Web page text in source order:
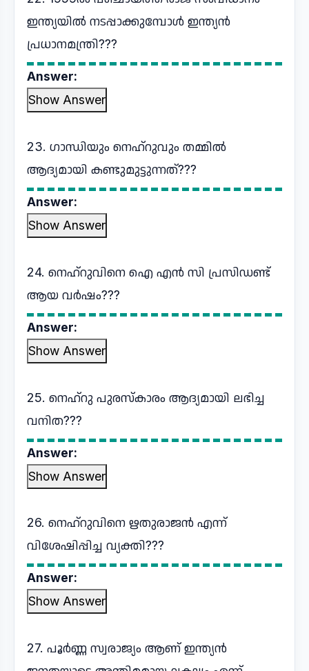
ഇന്ത്യയിൽ നടപ്പാക്കുമ്പോൾ ഇന്ത്യൻ
പ്രധാനമന്ത്രി???
Answer:
Show Answer
23. ഗാന്ധിയും നെഹ്റുവും തമ്മിൽ
ആദ്യമായി കണ്ടുമുട്ടുന്നത്???
Answer:
Show Answer
24. നെഹ്റുവിനെ ഐ എൻ സി പ്രസിഡണ്ട്
ആയ വർഷം???
Answer:
Show Answer
25. നെഹ്റു പുരസ്കാരം ആദ്യമായി ലഭിച്ച
വനിത???
Answer:
Show Answer
26. നെഹ്റുവിനെ ഋതുരാജൻ എന്ന്
വിശേഷിപ്പിച്ച വ്യക്തി???
Answer:
Show Answer
27. പൂർണ്ണ സ്വരാജ്യം ആണ് ഇന്ത്യൻ